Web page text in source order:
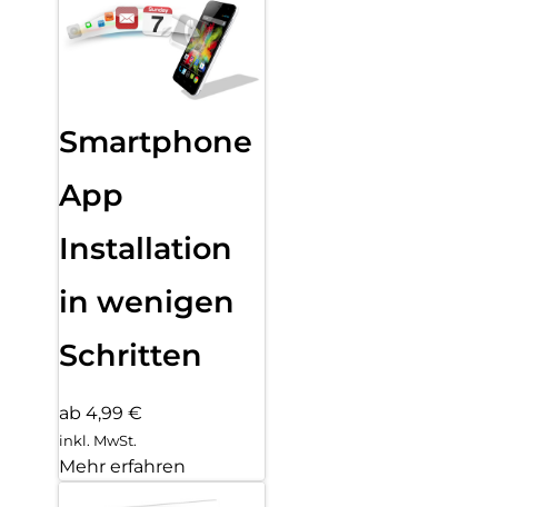
Smartphone
App
Installation
in wenigen
Schritten
ab 4,99 €
inkl. MwSt.
Mehr erfahren